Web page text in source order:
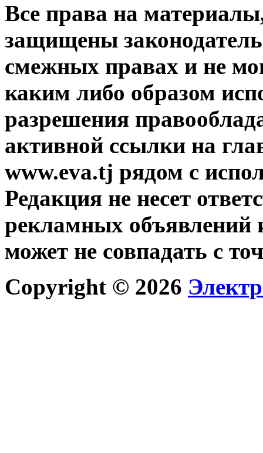
Все права на
защищены
смежных правах и не
каким либо образом
разрешения
активной ссылки на
www.eva.tj рядом с
Редакция не несет
рекламных объявлений
может не совпадать с
Copyright © 2026